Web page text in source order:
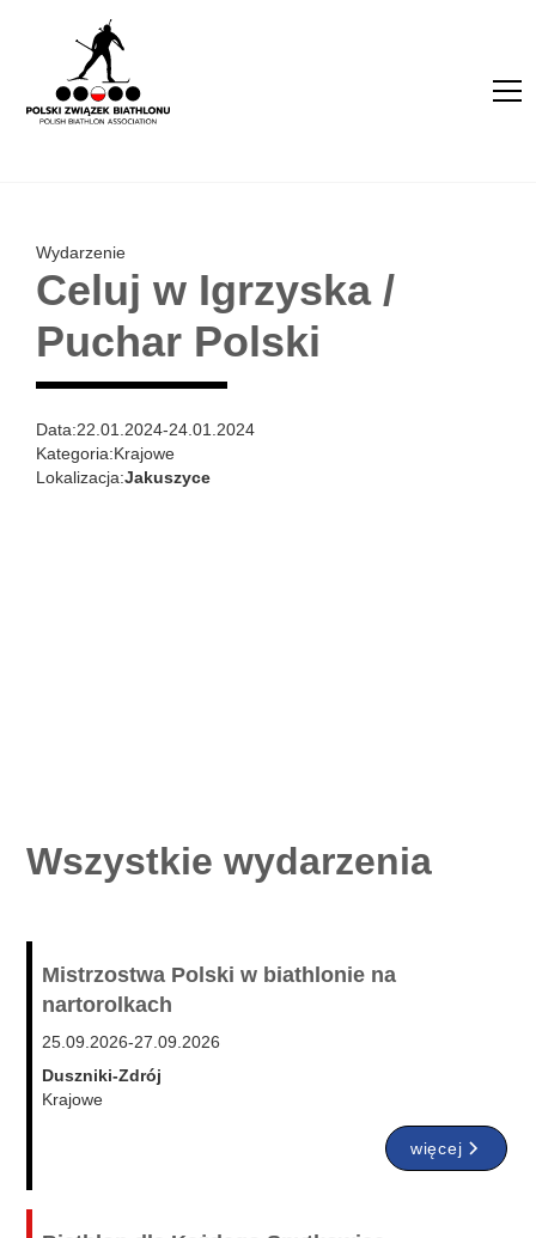
Wydarzenie
Celuj w Igrzyska /
Puchar Polski
Data:22.01.2024-24.01.2024
Kategoria:Krajowe
Lokalizacja:Jakuszyce
Wszystkie wydarzenia
Mistrzostwa Polski w biathlonie na
nartorolkach
25.09.2026-27.09.2026
Duszniki-Zdrój
Krajowe
więcej